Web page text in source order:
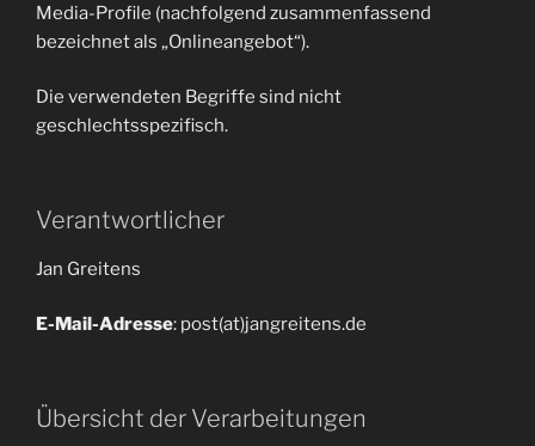
Media-Profile (nachfolgend zusammenfassend
bezeichnet als „Onlineangebot“).
Die verwendeten Begriffe sind nicht
geschlechtsspezifisch.
Verantwortlicher
Jan Greitens
E-Mail-Adresse: post(at)jangreitens.de
Übersicht der Verarbeitungen